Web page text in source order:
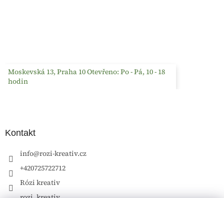
Moskevská 13, Praha 10 Otevřeno: Po - Pá, 10 - 18
hodin
Kontakt
info@rozi-kreativ.cz
+420725722712
Rózi kreativ